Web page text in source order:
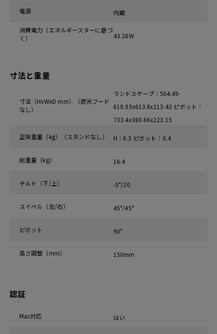
電源 内蔵
消費電力（エネルギースターに基づ
く）
43.38W
寸法と重量
寸法（HxWxD mm）（遮光フード
なし）
ランドスケープ：504.49-
610.95x613.8x213.43 ピボット：
733.4x380.66x223.15
正味重量（kg）（スタンドなし） H：6.3 ピボット：6.4
総重量（kg） 16.4
チルト（下/上） -5°/20
スイベル（左/右） 45°/45°
ピボット 90°
高さ調整（mm） 150mm
認証
Mac対応 はい